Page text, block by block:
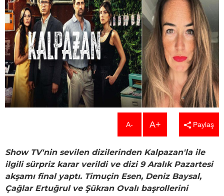
A- A+ Paylaş
Show TV'nin sevilen dizilerinden Kalpazan'la ile
ilgili sürpriz karar verildi ve dizi 9 Aralık Pazartesi
akşamı final yaptı. Timuçin Esen, Deniz Baysal,
Çağlar Ertuğrul ve Şükran Ovalı başrollerini